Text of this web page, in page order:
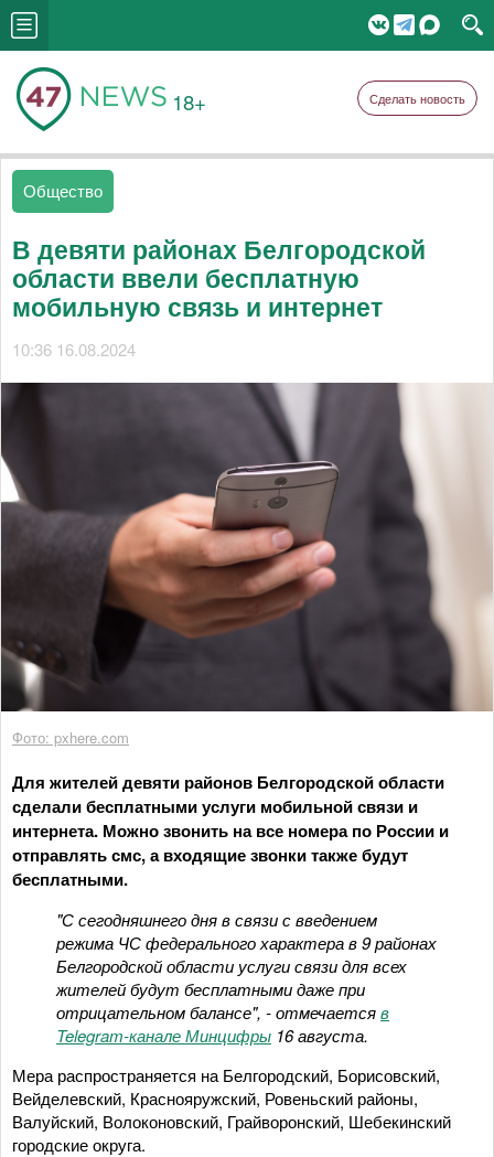
18+ Сделать новость
Общество
В девяти районах Белгородской
области ввели бесплатную
мобильную связь и интернет
10:36 16.08.2024
Фото: pxhere.com
Для жителей девяти районов Белгородской области
сделали бесплатными услуги мобильной связи и
интернета. Можно звонить на все номера по России и
отправлять смс, а входящие звонки также будут
бесплатными.
"С сегодняшнего дня в связи с введением
режима ЧС федерального характера в 9 районах
Белгородской области услуги связи для всех
жителей будут бесплатными даже при
отрицательном балансе", - отмечаетсяв
Telegram-канале Минцифры 16 августа.
Мера распространяется на Белгородский, Борисовский,
Вейделевский, Краснояружский, Ровеньский районы,
Валуйский, Волоконовский, Грайворонский, Шебекинский
городские округа.